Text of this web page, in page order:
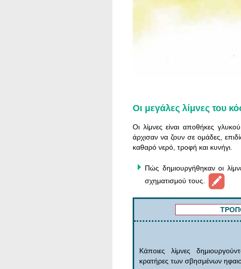
Οι μεγάλες λίμνες του
Οι λίμνες είναι αποθήκες
άρχισαν να ζουν σε ομάδες,
καθαρό νερό, τροφή και κυνήγι.
Πώς δημιουργήθηκαν οι
σχηματισμού τους.
Κάποιες λίμνες
κρατήρες των σβησμένων